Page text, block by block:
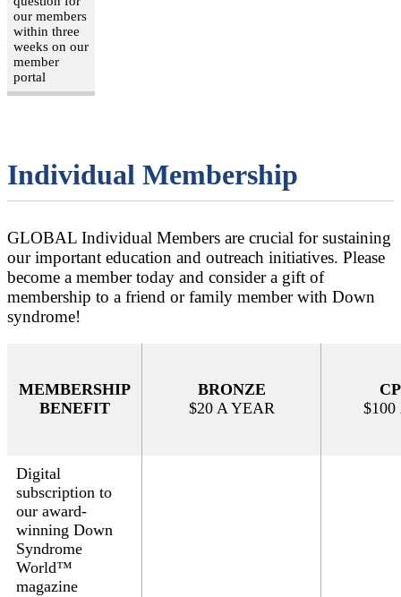
our members
within three
weeks on our
member
portal
Individual Membership
GLOBAL Individual Members are crucial for sustaining
our important education and outreach initiatives. Please
become a member today and consider a gift of
membership to a friend or family member with Down
syndrome!
MEMBERSHIP
BENEFIT
BRONZE
$20 A YEAR
$100
Digital
subscription to
our award-
winning Down
Syndrome
World™
magazine